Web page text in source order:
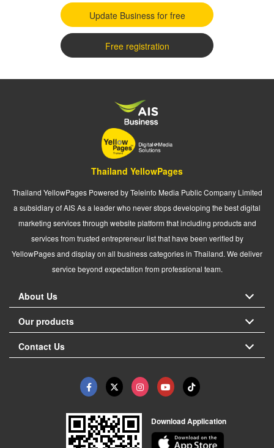
Update Business for free
Free registration
Thailand YellowPages
Thailand YellowPages Powered by Teleinfo Media Public Company Limited
a subsidiary of AIS As a leader who never stops developing the best digital
marketing services through website platform that including products and
services from trusted entrepreneur list that have been verified by
YellowPages and display on all business categories in Thailand. We deliver
service beyond expectation from professional team.
About Us
Our products
Contact Us
Download Application